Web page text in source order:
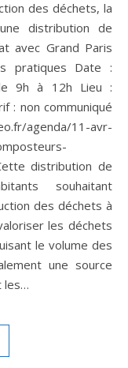
distribution de
avec Grand Paris
pratiques Date :
9h à 12h Lieu :
: non communiqué
agenda/11-avr-
distribution de
souhaitant
des déchets à
les déchets
le volume des
une source
les…